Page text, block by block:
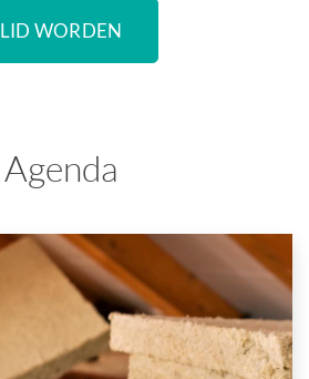
LID WORDEN
Agenda